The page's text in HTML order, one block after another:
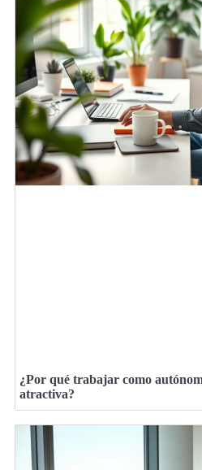
¿Por qué trabajar como
atractiva?